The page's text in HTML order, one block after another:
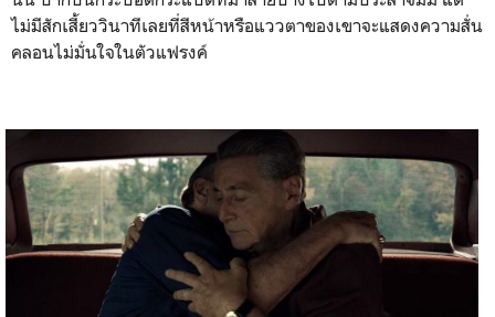
ไม่มีสักเสี้ยววินาทีเลยที่สีหน้าหรือแววตาของเขาจะแสดงความสั่น
คลอนไม่มั่นใจในตัวแฟรงค์